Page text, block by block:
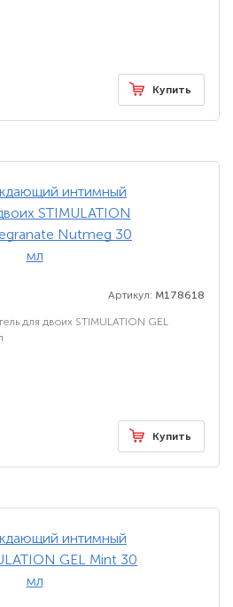
Купить
Артикул: M178618
для двоих STIMULATION GEL
Купить